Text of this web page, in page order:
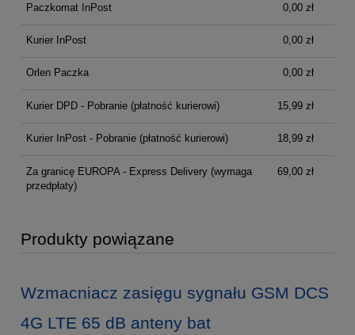
Paczkomat InPost 0,00 zł
Kurier InPost 0,00 zł
Orlen Paczka 0,00 zł
Kurier DPD - Pobranie (płatność kurierowi) 15,99 zł
Kurier InPost - Pobranie (płatność kurierowi) 18,99 zł
Za granicę EUROPA - Express Delivery(wymaga
przedpłaty)
69,00 zł
Produkty powiązane
Wzmacniacz zasięgu sygnału GSM DCS
4G LTE 65 dB anteny bat